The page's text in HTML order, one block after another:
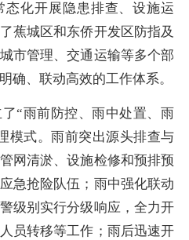
态化开展隐患排查、设施运
蕉城区和东侨开发区防指及
市管理、交通运输等多个部
确、联动高效的工作体系。
“雨前防控、雨中处置、雨
模式。雨前突出源头排查与
网清淤、设施检修和预排预
急抢险队伍；雨中强化联动
级别实行分级响应，全力开
员转移等工作；雨后迅速开